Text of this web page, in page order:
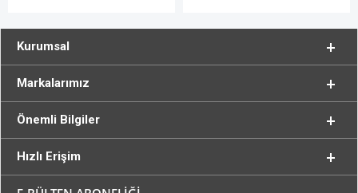
Kurumsal
Markalarımız
Önemli Bilgiler
Hızlı Erişim